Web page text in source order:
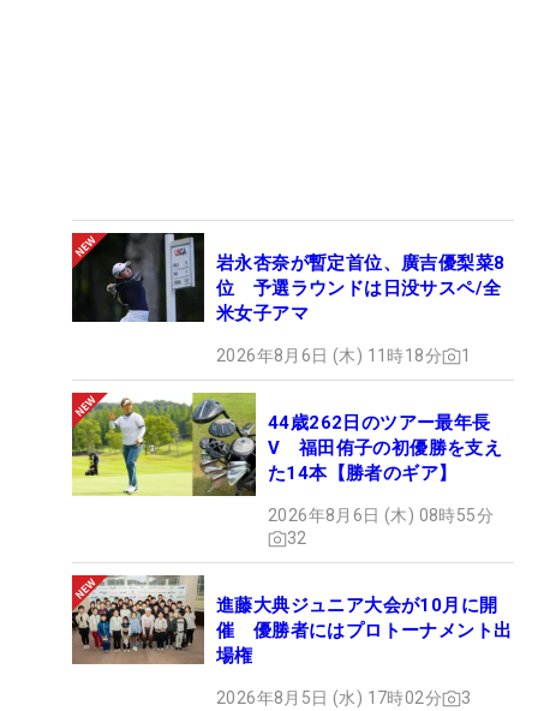
岩永杏奈が暫定首位、廣吉優梨菜8
位 予選ラウンドは日没サスペ/全
米女子アマ
2026年8月6日 (木) 11時18分 1
44歳262日のツアー最年長
V 福田侑子の初優勝を支え
た14本【勝者のギア】
2026年8月6日 (木) 08時55分
32
進藤大典ジュニア大会が10月に開
催 優勝者にはプロトーナメント出
場権
2026年8月5日 (水) 17時02分 3